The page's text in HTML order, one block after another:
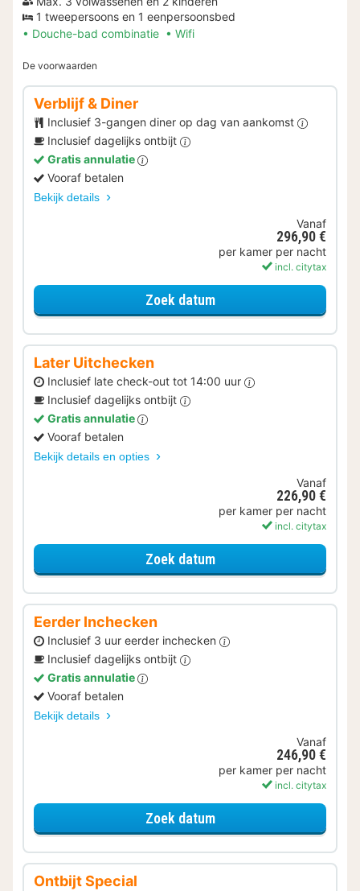
1 tweepersoons en 1 eenpersoonsbed
Douche-bad combinatie
Wifi
De voorwaarden
Verblijf & Diner
Inclusief 3-gangen diner op dag van aankomst
Inclusief dagelijks ontbijt
Gratis annulatie
Vooraf betalen
Bekijk details
Vanaf
296,90 €
per kamer per nacht
incl. citytax
Zoek datumvoor Verblijf & Diner
Later Uitchecken
Inclusief late check-out tot 14:00 uur
Inclusief dagelijks ontbijt
Gratis annulatie
Vooraf betalen
Bekijk details en opties
Vanaf
226,90 €
per kamer per nacht
incl. citytax
Zoek datumvoor Later Uitchecken
Eerder Inchecken
Inclusief 3 uur eerder inchecken
Inclusief dagelijks ontbijt
Gratis annulatie
Vooraf betalen
Bekijk details
Vanaf
246,90 €
per kamer per nacht
incl. citytax
Zoek datumvoor Eerder Inchecken
Ontbijt Special